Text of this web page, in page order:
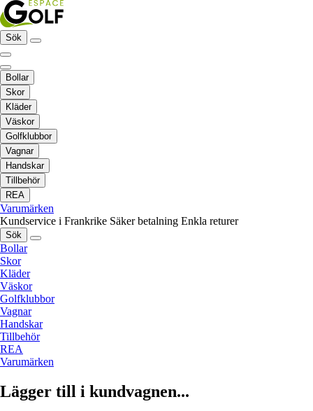
Sök
Bollar
Skor
Kläder
Väskor
Golfklubbor
Vagnar
Handskar
Tillbehör
REA
Varumärken
Kundservice i Frankrike Säker betalning Enkla returer
Sök
Bollar
Skor
Kläder
Väskor
Golfklubbor
Vagnar
Handskar
Tillbehör
REA
Varumärken
Lägger till i kundvagnen...